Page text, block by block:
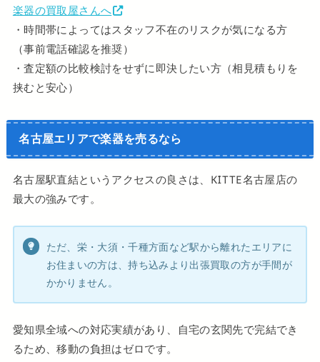
楽器の買取屋さんへ
・時間帯によってはスタッフ不在のリスクが気になる方
（事前電話確認を推奨）
・査定額の比較検討をせずに即決したい方（相見積もりを
挟むと安心）
名古屋エリアで楽器を売るなら
名古屋駅直結というアクセスの良さは、KITTE名古屋店の
最大の強みです。
ただ、栄・大須・千種方面など駅から離れたエリアに
お住まいの方は、持ち込みより出張買取の方が手間が
かかりません。
愛知県全域への対応実績があり、自宅の玄関先で完結でき
るため、移動の負担はゼロです。